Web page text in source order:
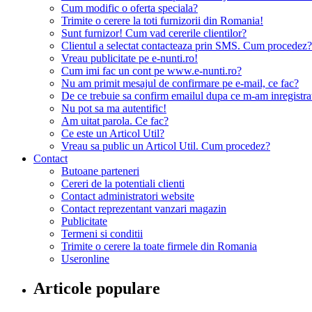
Cum modific o oferta speciala?
Trimite o cerere la toti furnizorii din Romania!
Sunt furnizor! Cum vad cererile clientilor?
Clientul a selectat contacteaza prin SMS. Cum procedez?
Vreau publicitate pe e-nunti.ro!
Cum imi fac un cont pe www.e-nunti.ro?
Nu am primit mesajul de confirmare pe e-mail, ce fac?
De ce trebuie sa confirm emailul dupa ce m-am
Nu pot sa ma autentific!
Am uitat parola. Ce fac?
Ce este un Articol Util?
Vreau sa public un Articol Util. Cum procedez?
Contact
Butoane parteneri
Cereri de la potentiali clienti
Contact administratori website
Contact reprezentant vanzari magazin
Publicitate
Termeni si conditii
Trimite o cerere la toate firmele din Romania
Useronline
Articole populare